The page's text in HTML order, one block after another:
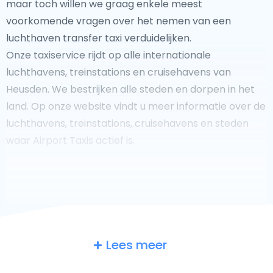
maar toch willen we graag enkele meest
voorkomende vragen over het nemen van een
luchthaven transfer taxi verduidelijken.
Onze taxiservice rijdt op alle internationale
luchthavens, treinstations en cruisehavens van
Heusden. We bestrijken alle steden en dorpen in het
land. Op onze website vindt u meer informatie over de
luchthavens, treinstations, cruisehavens en steden
waar Airport Taxis actief is.
Lees meer